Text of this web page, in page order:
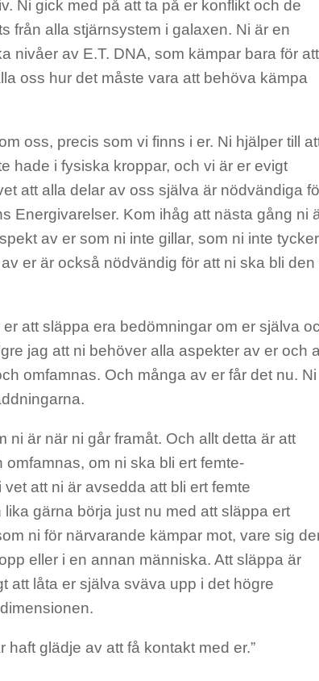
Ni gick med på att ta på er konflikt och de
från alla stjärnsystem i galaxen. Ni är en
nivåer av E.T. DNA, som kämpar bara för att
oss hur det måste vara att behöva kämpa
oss, precis som vi finns i er. Ni hjälper till
hade i fysiska kroppar, och vi är er evigt
att alla delar av oss själva är nödvändiga
Energivarelser. Kom ihåg att nästa gång ni
av er som ni inte gillar, som ni inte tycker
er är också nödvändig för att ni ska bli den
att släppa era bedömningar om er själva
jag att ni behöver alla aspekter av er och
omfamnas. Och många av er får det nu. Ni
ni är när ni går framåt. Och allt detta är att
om ni ska bli ert femte-
att ni är avsedda att bli ert femte
gärna börja just nu med att släppa ert
ni för närvarande kämpar mot, vare sig
eller i en annan människa. Att släppa är
att låta er själva sväva upp i det högre
glädje av att få kontakt med er.”